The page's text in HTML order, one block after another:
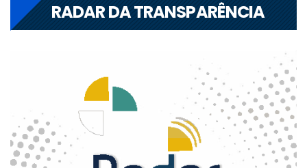
RADAR DA TRANSPARÊNCIA